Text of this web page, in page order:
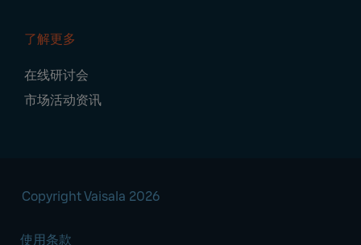
了解更多
在线研讨会
市场活动资讯
Copyright Vaisala 2026
使用条款